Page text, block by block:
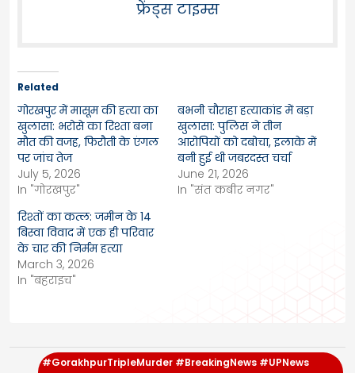
फ्रेंड्स टाइम्स
Related
गोरखपुर में मासूम की हत्या का
खुलासा: भरोसे का रिश्ता बना
मौत की वजह, फिरौती के एंगल
पर जांच तेज
July 5, 2026
In "गोरखपुर"
बभनी चौराहा हत्याकांड में बड़ा
खुलासा: पुलिस ने तीन
आरोपियों को दबोचा, इलाके में
बनी हुई थी जबरदस्त चर्चा
June 21, 2026
In "संत कबीर नगर"
रिश्तों का कत्ल: जमीन के 14
बिस्वा विवाद में एक ही परिवार
के चार की निर्मम हत्या
March 3, 2026
In "बहराइच"
#GorakhpurTripleMurder #BreakingNews #UPNews